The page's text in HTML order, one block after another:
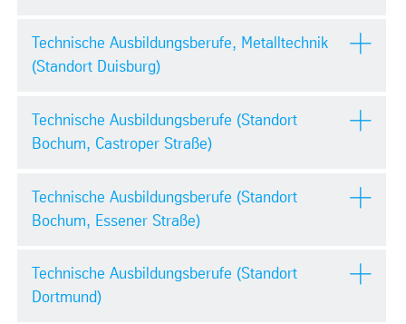
Technische Ausbildungsberufe, Metalltechnik
(Standort Duisburg)
Technische Ausbildungsberufe (Standort
Bochum, Castroper Straße)
Technische Ausbildungsberufe (Standort
Bochum, Essener Straße)
Technische Ausbildungsberufe (Standort
Dortmund)